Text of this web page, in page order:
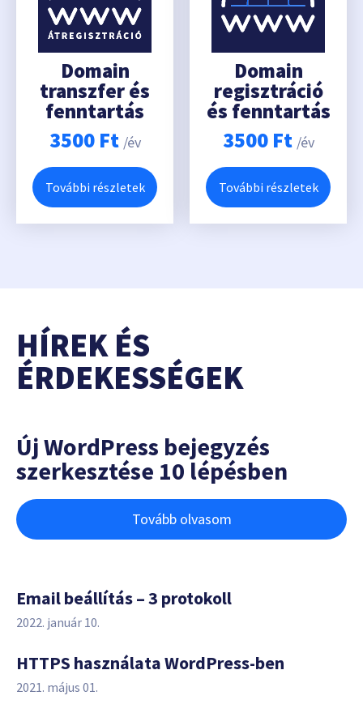
Domain
transzfer és
fenntartás
3500 Ft /év
További részletek
Domain
regisztráció
és fenntartás
3500 Ft /év
További részletek
HÍREK ÉS
ÉRDEKESSÉGEK
Új WordPress bejegyzés
szerkesztése 10 lépésben
Tovább olvasom
Email beállítás – 3 protokoll
2022. január 10.
HTTPS használata WordPress-ben
2021. május 01.